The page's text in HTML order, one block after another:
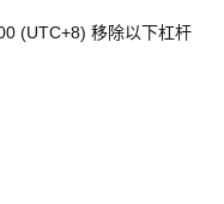
(UTC+8) 移除以下杠杆